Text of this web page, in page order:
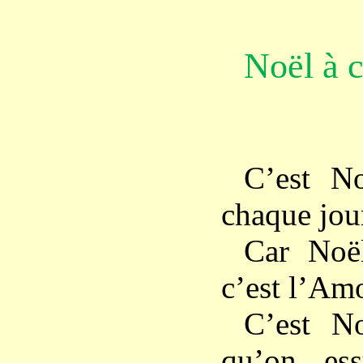
Noël à
C’est
chaque
Car
c’est
C’est